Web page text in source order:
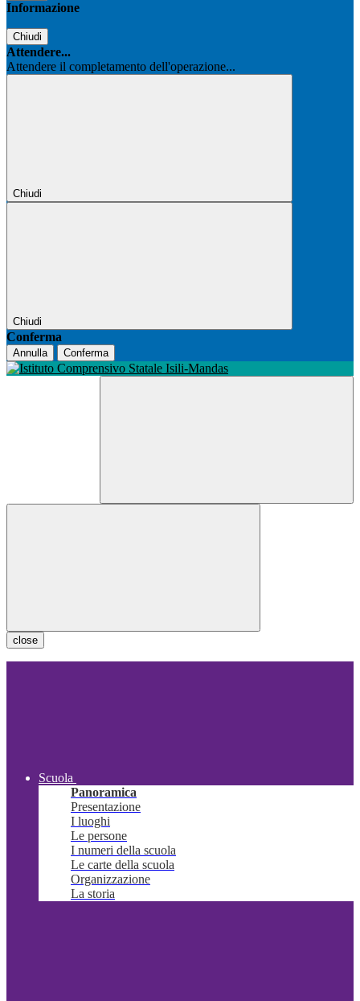
Informazione
Chiudi
Attendere...
Attendere il completamento dell'operazione...
Chiudi
Chiudi
Conferma
Annulla Conferma
close
Scuola
Panoramica
Presentazione
I luoghi
Le persone
I numeri della scuola
Le carte della scuola
Organizzazione
La storia